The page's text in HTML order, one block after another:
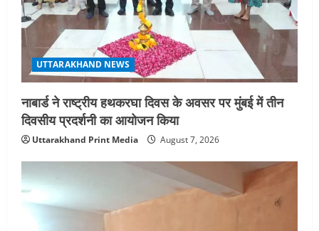
4
आयोजन
August 5, 2026
5
UTTARAKHAND NEWS
एमआईटी वर्ल्ड पीस यूनिवर्सिटी और जर्मनी के
बीएसबीआई के बीच समझौता; भारतीय छात्रों
को मिलेंगे वैश्विक अवसर
August 5, 2026
UTTARAKHAND NEWS
नाबार्ड ने राष्ट्रीय हथकरघा दिवस के अवसर पर मुंबई में तीन
दिवसीय प्रदर्शनी का आयोजन किया
Uttarakhand Print Media August 7, 2026